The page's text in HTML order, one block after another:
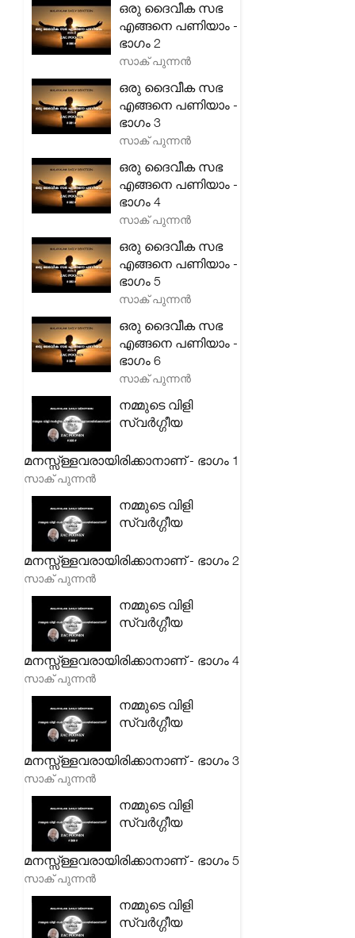
ഒരു ദൈവീക സഭ
എങ്ങനെ പണിയാം -
ഭാഗം 2
സാക് പുന്നൻ
ഒരു ദൈവീക സഭ
എങ്ങനെ പണിയാം -
ഭാഗം 3
സാക് പുന്നൻ
ഒരു ദൈവീക സഭ
എങ്ങനെ പണിയാം -
ഭാഗം 4
സാക് പുന്നൻ
ഒരു ദൈവീക സഭ
എങ്ങനെ പണിയാം -
ഭാഗം 5
സാക് പുന്നൻ
ഒരു ദൈവീക സഭ
എങ്ങനെ പണിയാം -
ഭാഗം 6
സാക് പുന്നൻ
നമ്മുടെ വിളി
സ്വർഗ്ഗീയ
മനസ്സ്ള്ളവരായിരിക്കാനാണ് - ഭാഗം 1
സാക് പുന്നൻ
നമ്മുടെ വിളി
സ്വർഗ്ഗീയ
മനസ്സ്ള്ളവരായിരിക്കാനാണ് - ഭാഗം 2
സാക് പുന്നൻ
നമ്മുടെ വിളി
സ്വർഗ്ഗീയ
മനസ്സ്ള്ളവരായിരിക്കാനാണ് - ഭാഗം 4
സാക് പുന്നൻ
നമ്മുടെ വിളി
സ്വർഗ്ഗീയ
മനസ്സ്ള്ളവരായിരിക്കാനാണ് - ഭാഗം 3
സാക് പുന്നൻ
നമ്മുടെ വിളി
സ്വർഗ്ഗീയ
മനസ്സ്ള്ളവരായിരിക്കാനാണ് - ഭാഗം 5
സാക് പുന്നൻ
നമ്മുടെ വിളി
സ്വർഗ്ഗീയ